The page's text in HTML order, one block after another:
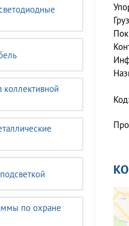
коллективной
по охране